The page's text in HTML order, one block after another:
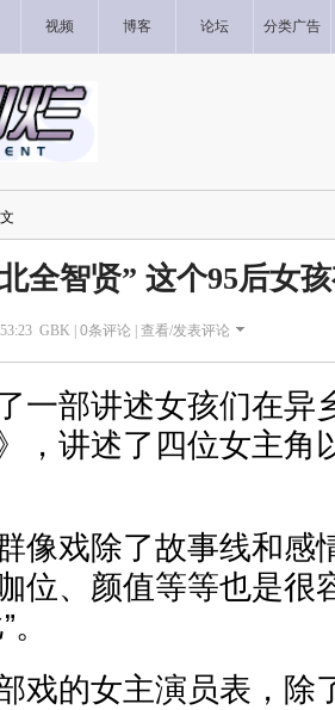
视频 博客 论坛 分类广告
全智贤” 这个95后女
GBK | 0条评论 | 查看/发表评论
部讲述女孩们在异
，讲述了四位女主角
戏除了故事线和感
位、颜值等等也是很
的女主演员表，除